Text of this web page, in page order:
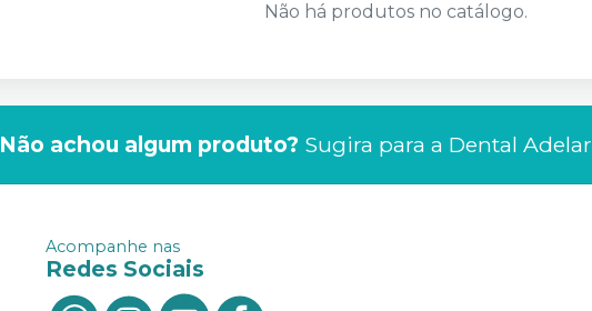
Não há produtos no catálogo.
Não achou algum produto? Sugira para a Dental Adelar
Acompanhe nas
Redes Sociais